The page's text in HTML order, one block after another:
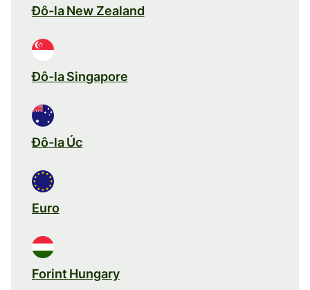
Đô-la New Zealand
Đô-la Singapore
Đô-la Úc
Euro
Forint Hungary